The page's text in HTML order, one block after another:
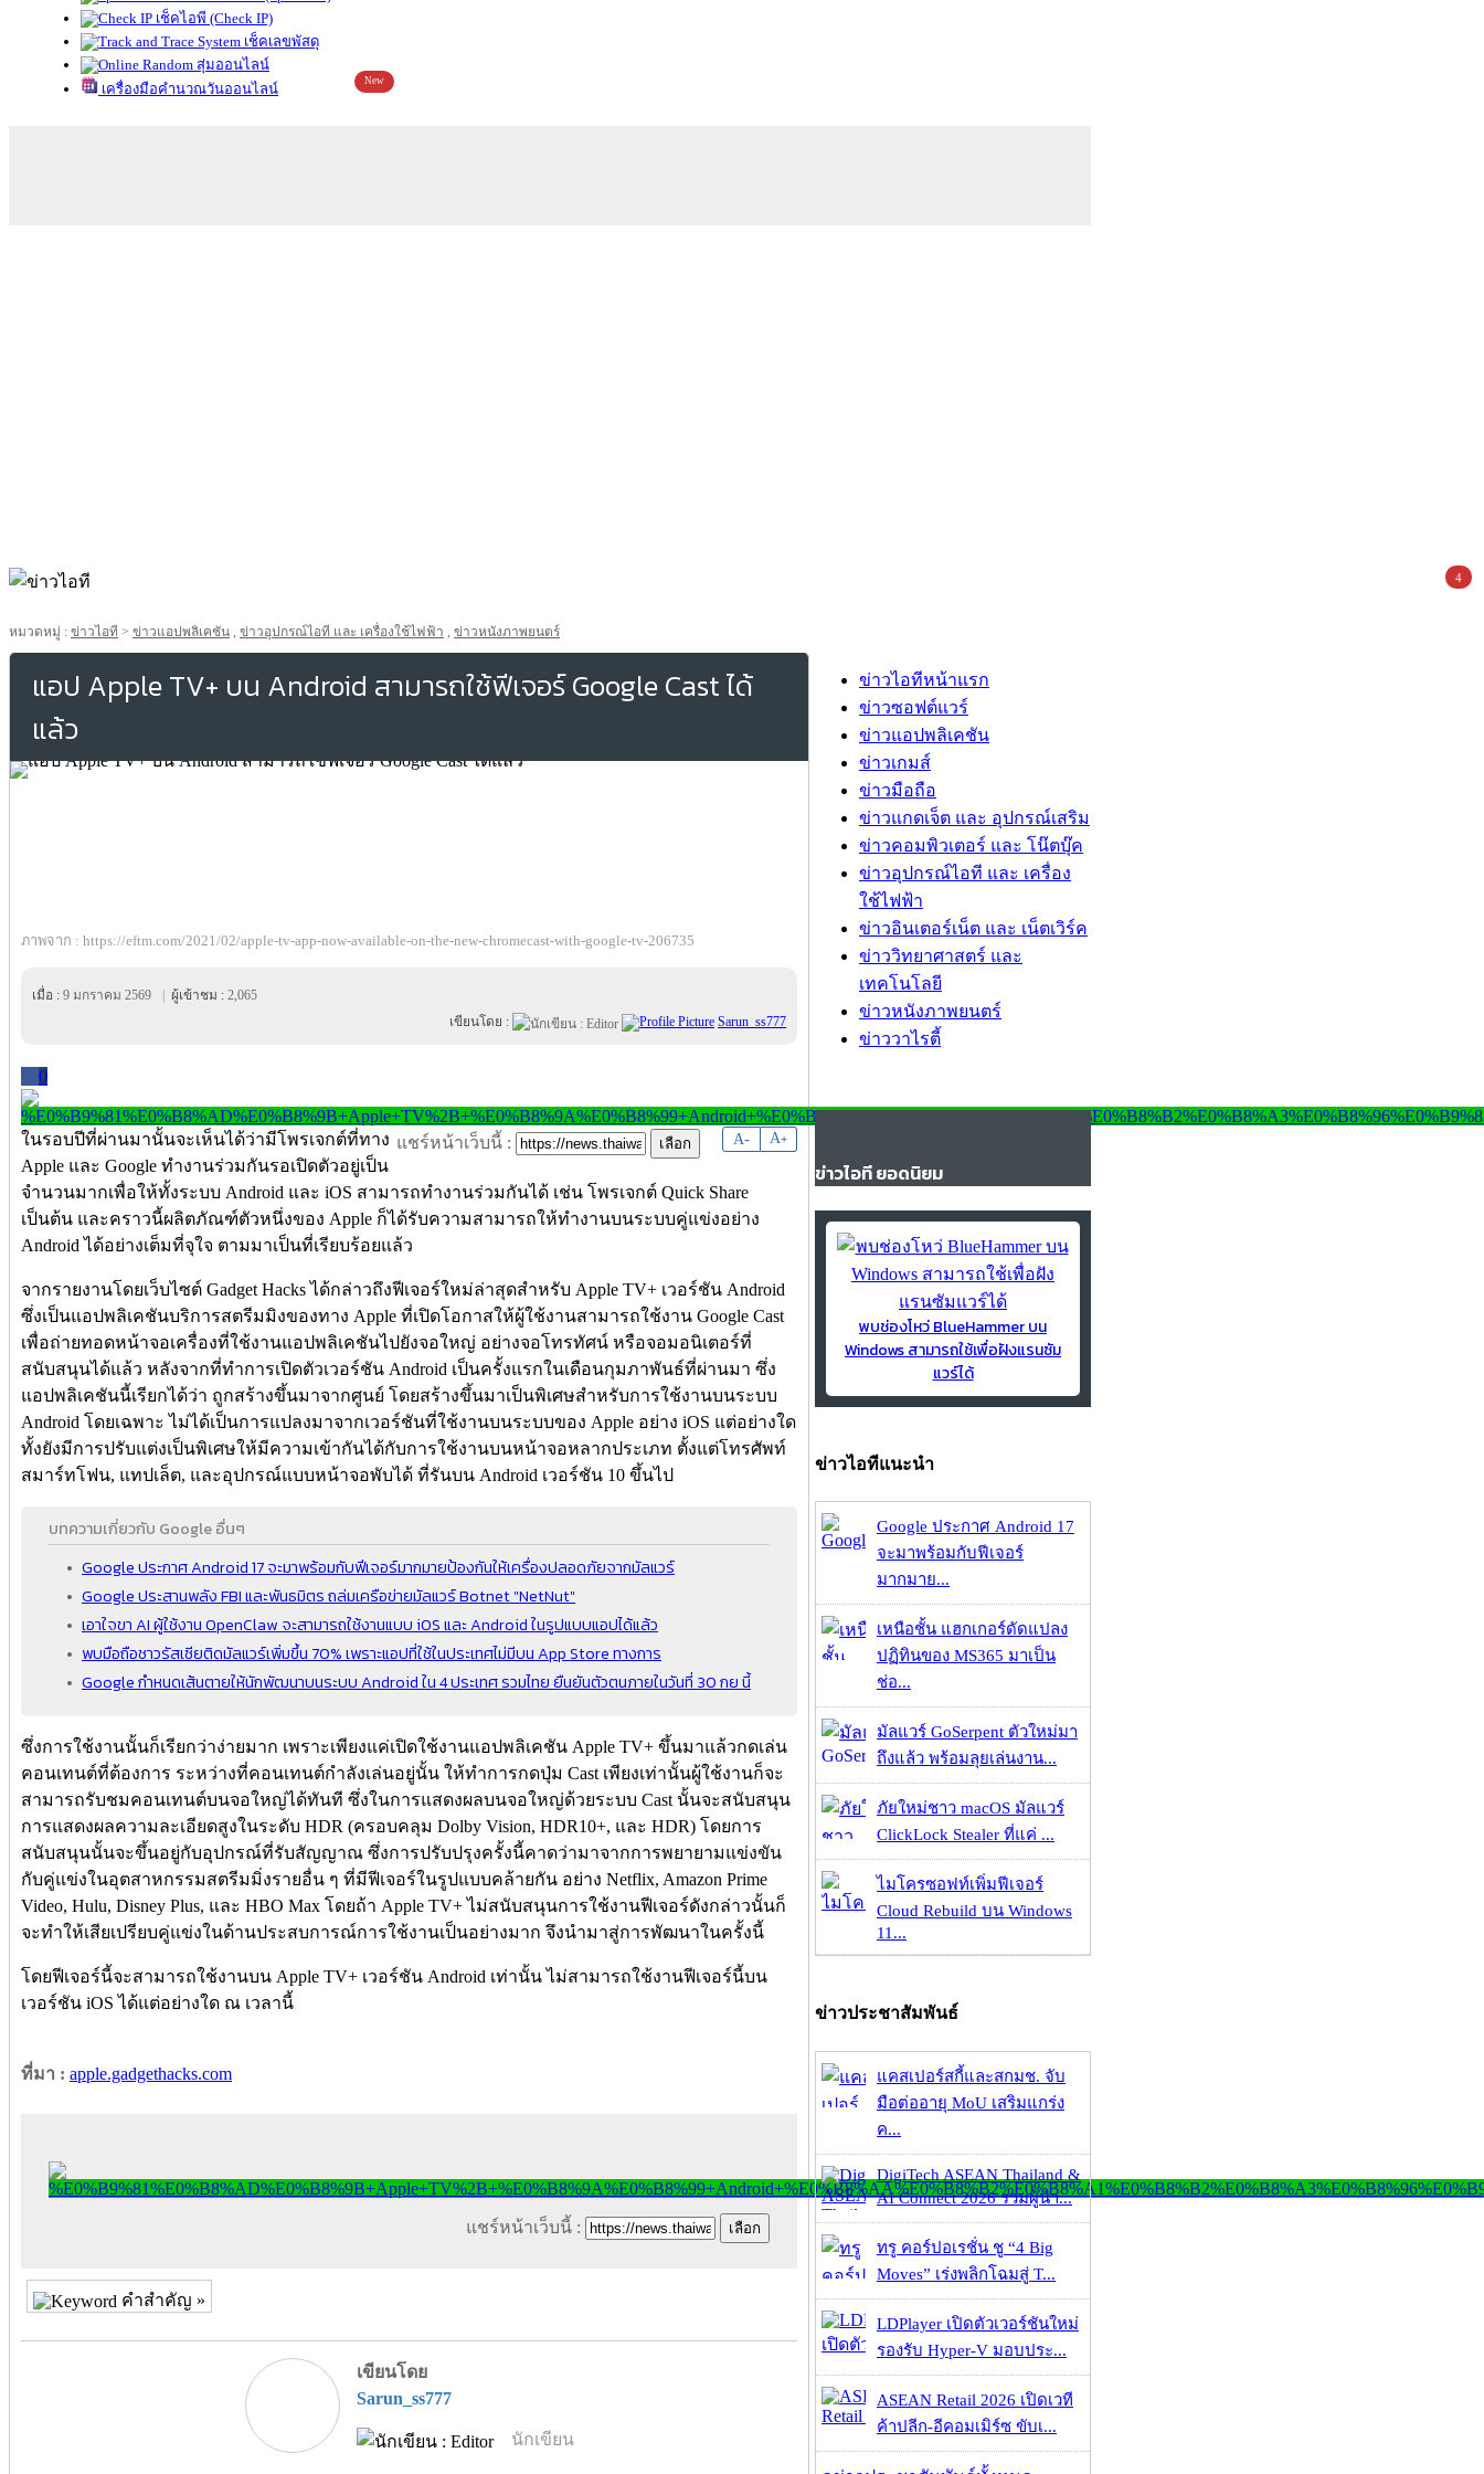
เช็คไอพี (Check IP)
เช็คเลขพัสดุ
สุ่มออนไลน์
เครื่องมือคำนวณวันออนไลน์
New
หมวดหมู่ : ข่าวไอที > ข่าวแอปพลิเคชัน , ข่าวอุปกรณ์ไอที และ เครื่องใช้ไฟฟ้า , ข่าวหนังภาพยนตร์
แอป Apple TV+ บน Android สามารถใช้ฟีเจอร์ Google Cast ได้
แล้ว
ภาพจาก : https://eftm.com/2021/02/apple-tv-app-now-available-on-the-new-chromecast-with-google-tv-206735
เมื่อ : 9 มกราคม 2569 ผู้เข้าชม : 2,065
เขียนโดย :
Sarun_ss777
0
A- A+
แชร์หน้าเว็บนี้ :
ในรอบปีที่ผ่านมานั้นจะเห็นได้ว่ามีโพรเจกต์ที่ทาง
Apple และ Google ทำงานร่วมกันรอเปิดตัวอยู่เป็น
จำนวนมากเพื่อให้ทั้งระบบ Android และ iOS สามารถทำงานร่วมกันได้ เช่น โพรเจกต์ Quick Share
เป็นต้น และคราวนี้ผลิตภัณฑ์ตัวหนึ่งของ Apple ก็ได้รับความสามารถให้ทำงานบนระบบคู่แข่งอย่าง
Android ได้อย่างเต็มที่จุใจ ตามมาเป็นที่เรียบร้อยแล้ว
จากรายงานโดยเว็บไซต์ Gadget Hacks ได้กล่าวถึงฟีเจอร์ใหม่ล่าสุดสำหรับ Apple TV+ เวอร์ชัน Android
ซึ่งเป็นแอปพลิเคชันบริการสตรีมมิงของทาง Apple ที่เปิดโอกาสให้ผู้ใช้งานสามารถใช้งาน Google Cast
เพื่อถ่ายทอดหน้าจอเครื่องที่ใช้งานแอปพลิเคชันไปยังจอใหญ่ อย่างจอโทรทัศน์ หรือจอมอนิเตอร์ที่
สนับสนุนได้แล้ว หลังจากที่ทำการเปิดตัวเวอร์ชัน Android เป็นครั้งแรกในเดือนกุมภาพันธ์ที่ผ่านมา ซึ่ง
แอปพลิเคชันนี้เรียกได้ว่า ถูกสร้างขึ้นมาจากศูนย์ โดยสร้างขึ้นมาเป็นพิเศษสำหรับการใช้งานบนระบบ
Android โดยเฉพาะ ไม่ได้เป็นการแปลงมาจากเวอร์ชันที่ใช้งานบนระบบของ Apple อย่าง iOS แต่อย่างใด
ทั้งยังมีการปรับแต่งเป็นพิเศษให้มีความเข้ากันได้กับการใช้งานบนหน้าจอหลากประเภท ตั้งแต่โทรศัพท์
สมาร์ทโฟน, แทปเล็ต, และอุปกรณ์แบบหน้าจอพับได้ ที่รันบน Android เวอร์ชัน 10 ขึ้นไป
บทความเกี่ยวกับ Google อื่นๆ
Google ประกาศ Android 17 จะมาพร้อมกับฟีเจอร์มากมายป้องกันให้เครื่องปลอดภัยจากมัลแวร์
Google ประสานพลัง FBI และพันธมิตร ถล่มเครือข่ายมัลแวร์ Botnet "NetNut"
เอาใจขา AI ผู้ใช้งาน OpenClaw จะสามารถใช้งานแบบ iOS และ Android ในรูปแบบแอปได้แล้ว
พบมือถือชาวรัสเซียติดมัลแวร์เพิ่มขึ้น 70% เพราะแอปที่ใช้ในประเทศไม่มีบน App Store ทางการ
Google กำหนดเส้นตายให้นักพัฒนาบนระบบ Android ใน 4 ประเทศ รวมไทย ยืนยันตัวตนภายในวันที่ 30 กย นี้
ซึ่งการใช้งานนั้นก็เรียกว่าง่ายมาก เพราะเพียงแค่เปิดใช้งานแอปพลิเคชัน Apple TV+ ขึ้นมาแล้วกดเล่น
คอนเทนต์ที่ต้องการ ระหว่างที่คอนเทนต์กำลังเล่นอยู่นั้น ให้ทำการกดปุ่ม Cast เพียงเท่านั้นผู้ใช้งานก็จะ
สามารถรับชมคอนเทนต์บนจอใหญ่ได้ทันที ซึ่งในการแสดงผลบนจอใหญ่ด้วยระบบ Cast นั้นจะสนับสนุน
การแสดงผลความละเอียดสูงในระดับ HDR (ครอบคลุม Dolby Vision, HDR10+, และ HDR) โดยการ
สนับสนุนนั้นจะขึ้นอยู่กับอุปกรณ์ที่รับสัญญาณ ซึ่งการปรับปรุงครั้งนี้คาดว่ามาจากการพยายามแข่งขัน
กับคู่แข่งในอุตสาหกรรมสตรีมมิ่งรายอื่น ๆ ที่มีฟีเจอร์ในรูปแบบคล้ายกัน อย่าง Netflix, Amazon Prime
Video, Hulu, Disney Plus, และ HBO Max โดยถ้า Apple TV+ ไม่สนับสนุนการใช้งานฟีเจอร์ดังกล่าวนั้นก็
จะทำให้เสียเปรียบคู่แข่งในด้านประสบการณ์การใช้งานเป็นอย่างมาก จึงนำมาสู่การพัฒนาในครั้งนี้
โดยฟีเจอร์นี้จะสามารถใช้งานบน Apple TV+ เวอร์ชัน Android เท่านั้น ไม่สามารถใช้งานฟีเจอร์นี้บน
เวอร์ชัน iOS ได้แต่อย่างใด ณ เวลานี้
ที่มา : apple.gadgethacks.com
แชร์หน้าเว็บนี้ :
คำสำคัญ »
เขียนโดย
Sarun_ss777
นักเขียน
ข่าวไอทีหน้าแรก
ข่าวซอฟต์แวร์
ข่าวแอปพลิเคชัน
ข่าวเกมส์
ข่าวมือถือ
ข่าวแกดเจ็ต และ อุปกรณ์เสริม
ข่าวคอมพิวเตอร์ และ โน๊ตบุ๊ค
ข่าวอุปกรณ์ไอที และ เครื่อง
ใช้ไฟฟ้า
ข่าวอินเตอร์เน็ต และ เน็ตเวิร์ค
ข่าววิทยาศาสตร์ และ
เทคโนโลยี
ข่าวหนังภาพยนตร์
ข่าววาไรตี้
ข่าวไอที ยอดนิยม
พบช่องโหว่ BlueHammer บน
Windows สามารถใช้เพื่อฝังแรนซัม
แวร์ได้
ข่าวไอทีแนะนำ
Google ประกาศ Android 17
จะมาพร้อมกับฟีเจอร์
มากมาย...
เหนือชั้น แฮกเกอร์ดัดแปลง
ปฏิทินของ MS365 มาเป็น
ช่อ...
มัลแวร์ GoSerpent ตัวใหม่มา
ถึงแล้ว พร้อมลุยเล่นงาน...
ภัยใหม่ชาว macOS มัลแวร์
ClickLock Stealer ที่แค่ ...
ไมโครซอฟท์เพิ่มฟีเจอร์
Cloud Rebuild บน Windows
11...
ข่าวประชาสัมพันธ์
แคสเปอร์สกี้และสกมช. จับ
มือต่ออายุ MoU เสริมแกร่ง
ค...
DigiTech ASEAN Thailand &
AI Connect 2026 รวมผู้นำ...
ทรู คอร์ปอเรชั่น ชู “4 Big
Moves” เร่งพลิกโฉมสู่ T...
LDPlayer เปิดตัวเวอร์ชันใหม่
รองรับ Hyper-V มอบประ...
ASEAN Retail 2026 เปิดเวที
ค้าปลีก-อีคอมเมิร์ซ ขับเ...
4